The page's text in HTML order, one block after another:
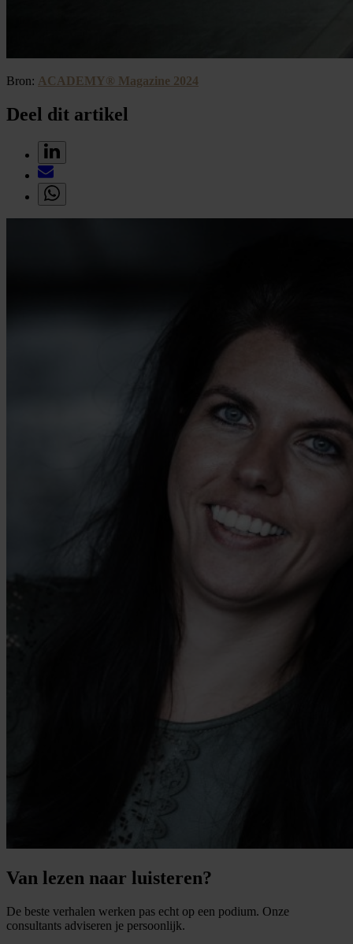
Bron: ACADEMY® Magazine 2024
Deel dit artikel
Van lezen naar luisteren?
De beste verhalen werken pas echt op een podium. Onze
consultants adviseren je persoonlijk.